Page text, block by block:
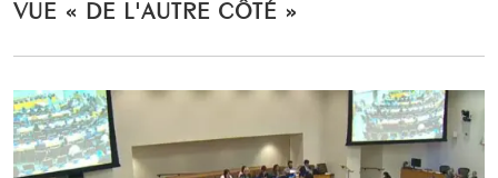
VUE « DE L'AUTRE CÔTÉ »